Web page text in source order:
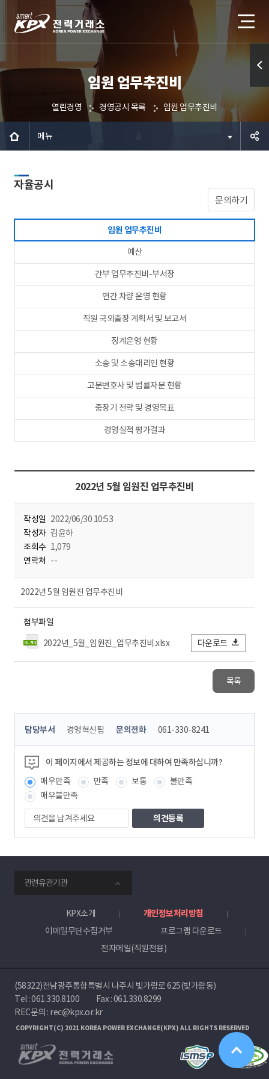
임원 업무추진비
열린경영 경영공시 목록 임원 업무추진비
메뉴
기
문의하기
자율공시
임원 업무추진비
예산
간부 업무추진비-부서장
연간 차량 운영 현황
직원 국외출장 계획서 및 보고서
징계운영 현황
소송 및 소송대리인 현황
고문변호사 및 법률자문 현황
중장기 전략 및 경영목표
경영실적 평가결과
2022년 5월 임원진 업무추진비
작성일 2022/06/30 10:53
작성자 김윤하
조회수 1,079
연락처 --
2022년 5월 임원진 업무추진비
첨부파일
2022년_5월_임원진_업무추진비.xlsx
다운로드
목록
콘
츠
정
보
책
임
자
담당부서 경영혁신팀 문의전화 061-330-8241
이 페이지에서 제공하는 정보에 대하여 만족하십니까?
매우만족
만족 보통
불만족
매우불만족
의
견
을
겨
주
세
요
관련유관기관
KPX소개
개인정보처리방침
이메일무단수집거부
프로그램 다운로드
전자메일(직원전용)
(58322)전남광주통합특별시 나주시 빛가람로 625(빛가람동)
Tel :061.330.8100
Fax : 061.330.8299
REC문의 : rec@kpx.or.kr
COPYRIGHT(C) 2021 KOREA POWER EXCHANGE(KPX) ALL RIGHTS RESERVED